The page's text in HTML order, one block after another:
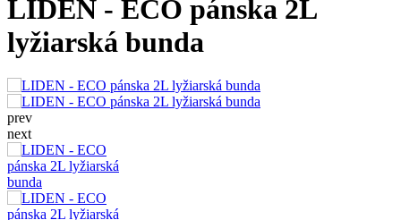
LIDEN - ECO pánska 2L
lyžiarská bunda
prev
next